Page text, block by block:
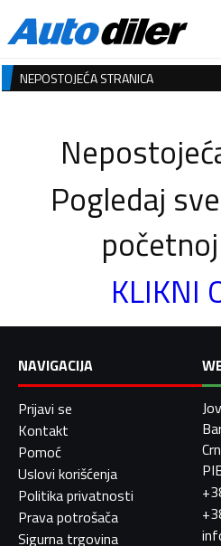
NEPOSTOJEĆA STRANICA
Pogledaj
KLIKNI
NAVIGACIJA
Prijavi se
Kontakt
Pomoć
Uslovi korišćenja
Politika privatnosti
Prava potrošača
Sigurna trgovina